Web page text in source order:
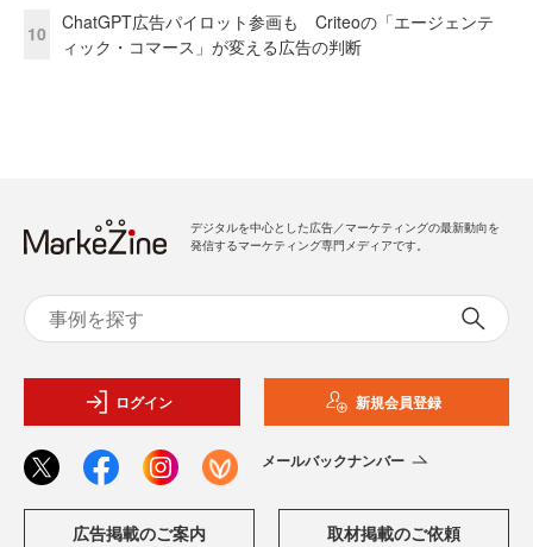
10
ChatGPT広告パイロット参画も Criteoの「エージェンテ
ィック・コマース」が変える広告の判断
デジタルを中心とした広告／マーケティングの最新動向を
発信するマーケティング専門メディアです。
ログイン 新規会員登録
メールバックナンバー
広告掲載のご案内 取材掲載のご依頼